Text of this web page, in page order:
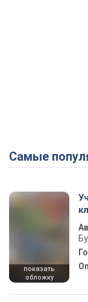
Самые
показать
обложку